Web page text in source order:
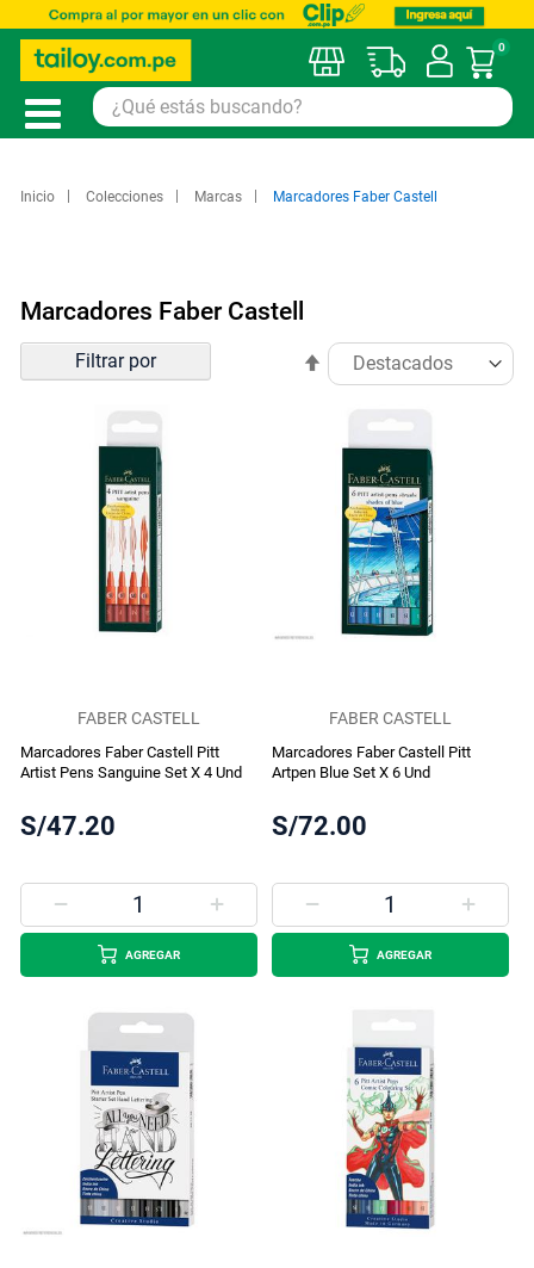
Mi
0
Inicio Colecciones Marcas Marcadores Faber Castell
Marcadores Faber Castell
Ordenar
por Establecer
dirección
FABER CASTELL
Marcadores Faber Castell Pitt
Artist Pens Sanguine Set X 4 Und
S/47.20
AGREGAR
FABER CASTELL
Marcadores Faber Castell Pitt
Artpen Blue Set X 6 Und
S/72.00
AGREGAR
Filtrar por